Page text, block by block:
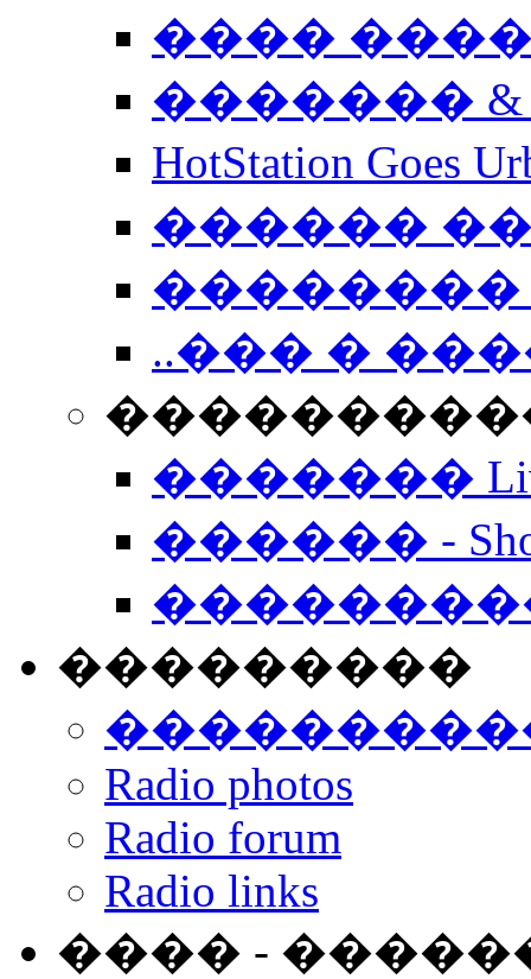
����
�������
HotStation
������
��������
..��� �
����������
�������
������ -
���������
Radio photos
Radio forum
Radio links
���� -